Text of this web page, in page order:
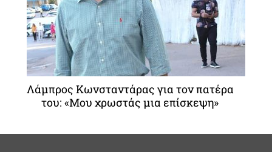
Λάμπρος Κωνσταντάρας για τον πατέρα
του: «Μου χρωστάς μια επίσκεψη»